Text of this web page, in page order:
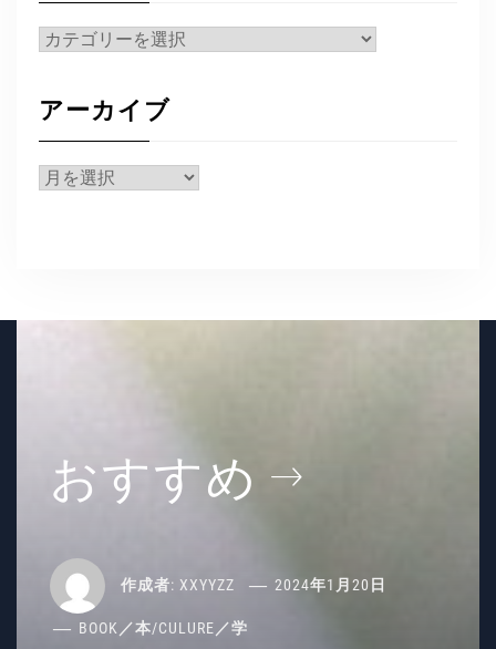
カ
リ
ー
アーカイブ
ア
おすすめ
作成者: XXYYZZ 2024年1月20日
BOOK／本/CULURE／学